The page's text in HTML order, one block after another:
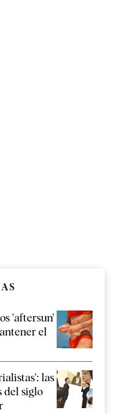
'aftersun'
el
las
del siglo